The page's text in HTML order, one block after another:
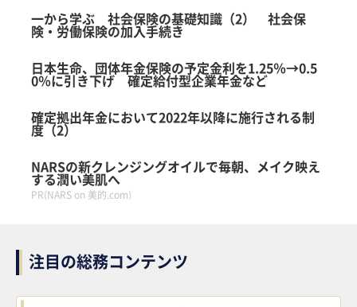
一から学ぶ 社会保険の基礎知識（2） 社会保
険・労働保険の加入手続き
日本生命、団体年金保険の予定金利を1.25％→0.5
0％に引き下げ 確定給付型企業年金など
確定拠出年金において2022年以降に施行される制
度（2）
NARSの新クレンジングオイルで毎朝、メイク映え
する潤い美肌へ
PR(NARS on 美的.com)
注目の総務コンテンツ